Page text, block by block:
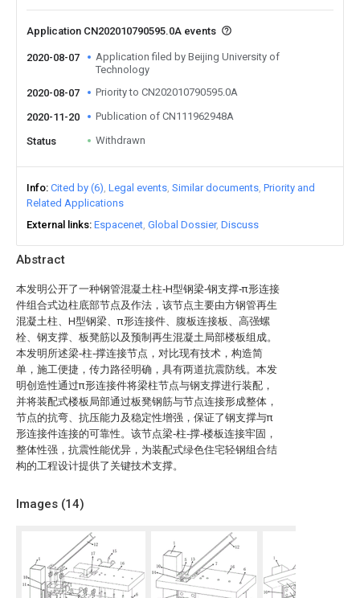
Abstract
本发明公开了一种钢管混凝土柱‑H型钢梁‑钢支撑‑π形连接
件组合式边柱底部节点及作法，该节点主要由方钢管再生
混凝土柱、H型钢梁、π形连接件、腹板连接板、高强螺
栓、钢支撑、板凳筋以及预制再生混凝土局部楼板组成。
本发明所述梁‑柱‑撑连接节点，对比现有技术，构造简
单，施工便捷，传力路径明确，具有两道抗震防线。本发
明创造性通过π形连接件将梁柱节点与钢支撑进行装配，
并将装配式楼板局部通过板凳钢筋与节点连接形成整体，
节点的抗弯、抗压能力及稳定性增强，保证了钢支撑与π
形连接件连接的可靠性。该节点梁‑柱‑撑‑楼板连接牢固，
整体性强，抗震性能优异，为装配式绿色住宅轻钢组合结
构的工程设计提供了关键技术支撑。
Images (14)
Application CN202010790595.0A events
2020-08-07
Application filed by Beijing University of
Technology
2020-08-07
Priority to CN202010790595.0A
2020-11-20 Publication of CN111962948A
Status Withdrawn
Info Cited by (6) Legal events Similar documents Priority and
Related Applications
External links Espacenet Global Dossier Discuss